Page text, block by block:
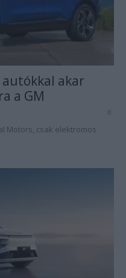
autókkal akar
a GM
0
Motors, csak elektromos